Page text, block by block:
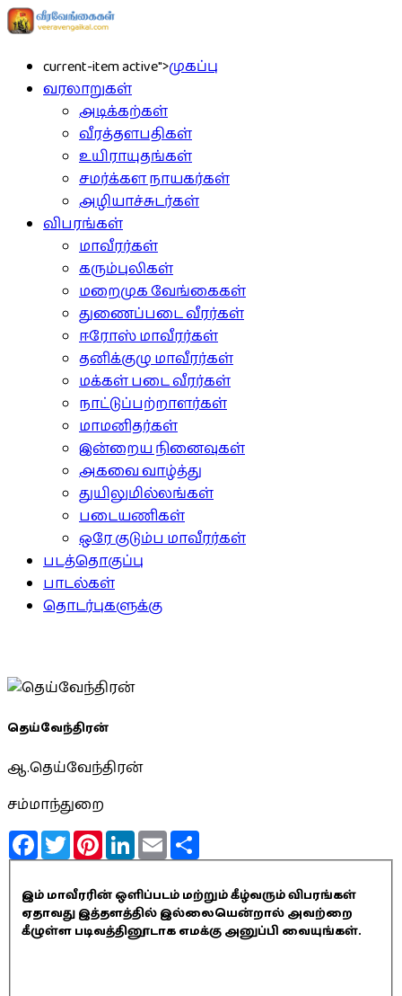
current-item active">முகப்பு
வரலாறுகள்
அடிக்கற்கள்
வீரத்தளபதிகள்
உயிராயுதங்கள்
சமர்க்கள நாயகர்கள்
அழியாச்சுடர்கள்
விபரங்கள்
மாவீரர்கள்
கரும்புலிகள்
மறைமுக வேங்கைகள்
துணைப்படை வீரர்கள்
ஈரோஸ் மாவீரர்கள்
தனிக்குழு மாவீரர்கள்
மக்கள் படை வீரர்கள்
நாட்டுப்பற்றாளர்கள்
மாமனிதர்கள்
இன்றைய நினைவுகள்
அகவை வாழ்த்து
துயிலுமில்லங்கள்
படையணிகள்
ஒரே குடும்ப மாவீரர்கள்
படத்தொகுப்பு
பாடல்கள்
தொடர்புகளுக்கு
தெய்வேந்திரன்
ஆ.தெய்வேந்திரன்
சம்மாந்துறை
FacebookTwitterPinterestLinkedInEmail
இம் மாவீரரின் ஒளிப்படம் மற்றும் கீழ்வரும் விபரங்கள்
ஏதாவது இத்தளத்தில் இல்லையென்றால் அவற்றை
கீழுள்ள படிவத்தினூடாக எமக்கு அனுப்பி வையுங்கள்.